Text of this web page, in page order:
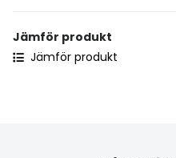
Jämför produkt
Jämför produkt